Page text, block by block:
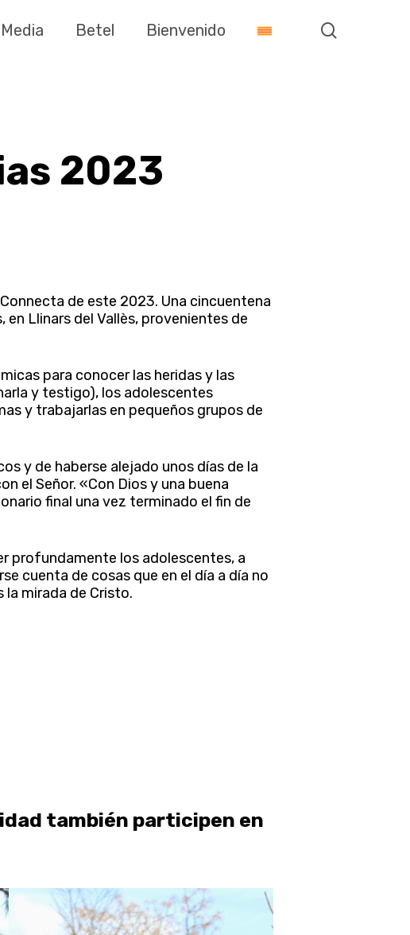
Media Betel Bienvenido
2023
de este 2023. Una cincuentena
en Llinars del Vallès, provenientes de
para conocer las heridas y las
y testigo), los adolescentes
y trabajarlas en pequeños grupos de
y de haberse alejado unos días de la
el Señor. «Con Dios y una buena
final una vez terminado el fin de
profundamente los adolescentes, a
cuenta de cosas que en el día a día no
la mirada de Cristo.
también participen en